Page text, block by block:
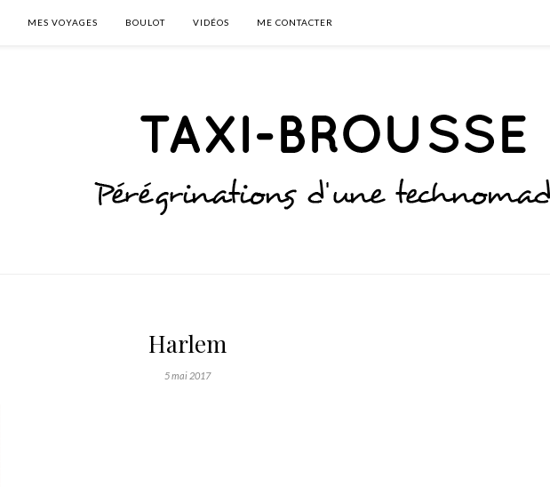
MES VOYAGES BOULOT VIDÉOS ME CONTACTER
Harlem
5 mai 2017